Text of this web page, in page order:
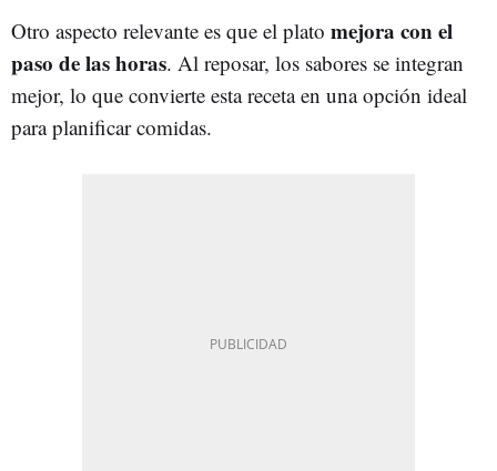
Otro aspecto relevante es que el plato mejora con el
paso de las horas. Al reposar, los sabores se integran
mejor, lo que convierte esta receta en una opción ideal
para planificar comidas.